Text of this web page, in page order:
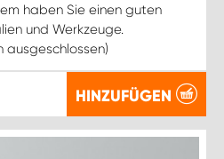
haben Sie einen guten
und Werkzeuge.
ausgeschlossen)
HINZUFÜGEN